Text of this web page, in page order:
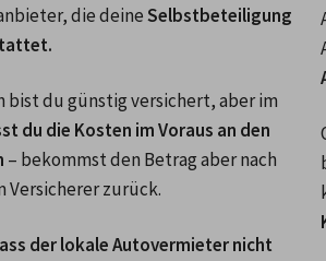
die deine Selbstbeteiligung
du die Kosten im Voraus an den
– bekommst den Betrag aber nach
der lokale Autovermieter nicht